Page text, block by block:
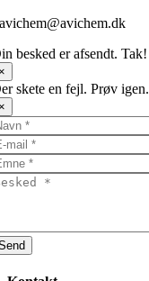
avichem@avichem.dk
besked er afsendt. Tak!
skete en fejl. Prøv igen.